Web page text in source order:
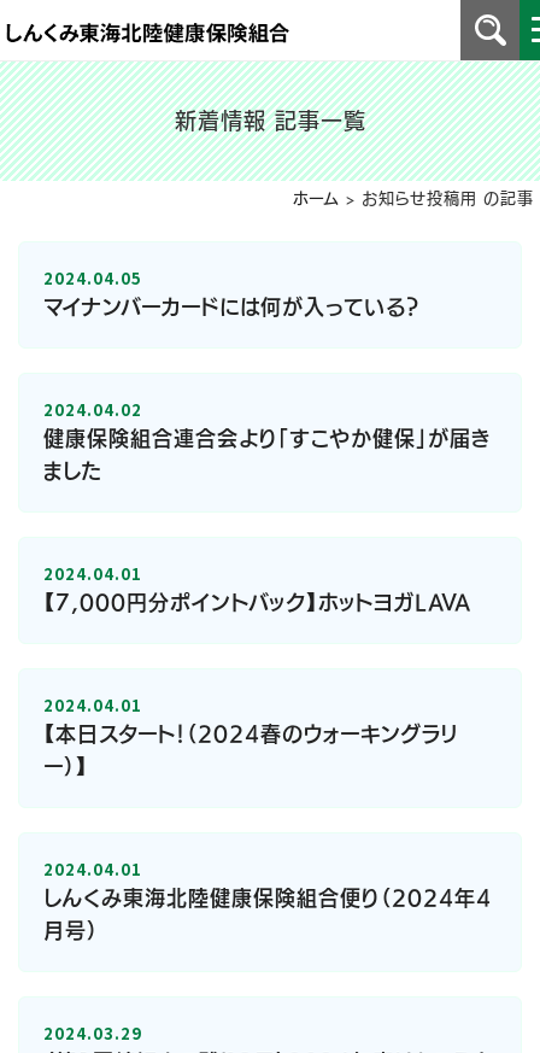
ホーム > お知らせ投稿用 の記事
新着情報 記事一覧
2024.04.05
マイナンバーカードには何が入っている？
2024.04.02
健康保険組合連合会より「すこやか健保」が届き
ました
2024.04.01
【7,000円分ポイントバック】ホットヨガLAVA
2024.04.01
【本日スタート！（2024春のウォーキングラリ
ー）】
2024.04.01
しんくみ東海北陸健康保険組合便り（2024年4
月号）
2024.03.29